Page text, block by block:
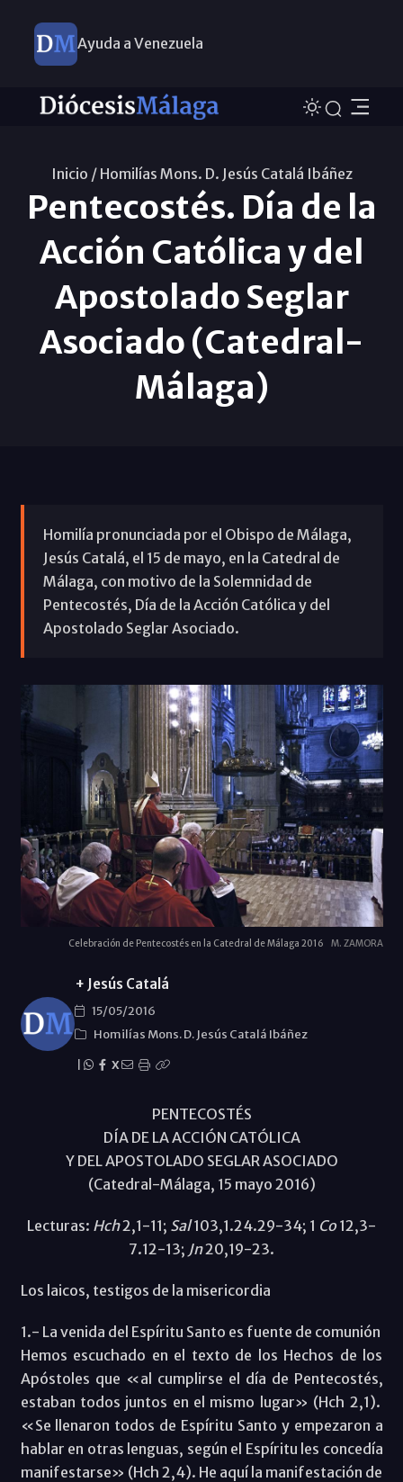
Ayuda a Venezuela
Inicio / Homilías Mons. D. Jesús Catalá Ibáñez
Pentecostés. Día de la
Acción Católica y del
Apostolado Seglar
Asociado (Catedral-
Málaga)
Homilía pronunciada por el Obispo de Málaga,
Jesús Catalá, el 15 de mayo, en la Catedral de
Málaga, con motivo de la Solemnidad de
Pentecostés, Día de la Acción Católica y del
Apostolado Seglar Asociado.
Celebración de Pentecostés en la Catedral de Málaga 2016 M. ZAMORA
+ Jesús Catalá
15/05/2016
Homilías Mons. D. Jesús Catalá Ibáñez
X
PENTECOSTÉS
DÍA DE LA ACCIÓN CATÓLICA
Y DEL APOSTOLADO SEGLAR ASOCIADO
(Catedral-Málaga, 15 mayo 2016)
Lecturas: Hch2,1-11; Sal103,1.24.29-34; 1 Co 12,3-
7.12-13; Jn20,19-23.
Los laicos, testigos de la misericordia
1.- La venida del Espíritu Santo es fuente de comunión
Hemos escuchado en el texto de los Hechos de los
Apóstoles que «al cumplirse el día de Pentecostés,
estaban todos juntos en el mismo lugar» (Hch 2,1).
«Se llenaron todos de Espíritu Santo y empezaron a
hablar en otras lenguas, según el Espíritu les concedía
manifestarse» (Hch 2,4). He aquí la manifestación de